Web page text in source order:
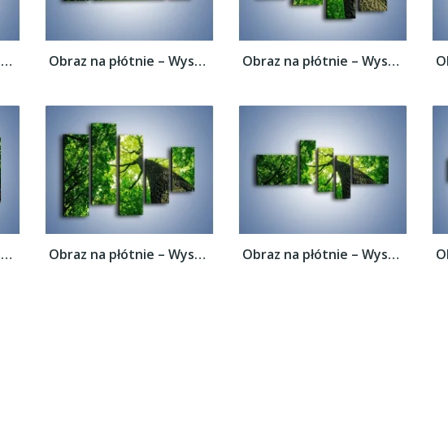
Obraz na płótnie – Wysoko na drzewie –... Obraz na płótnie – Wysoko na drzewie –... Obraz na płótnie – Wysoko na drzewie –...
Obraz na płótnie – Wysoko na drzewie –... Obraz na płótnie – Wysoko na drzewie –... Obraz na płótnie – Wysoko na drzewie –...